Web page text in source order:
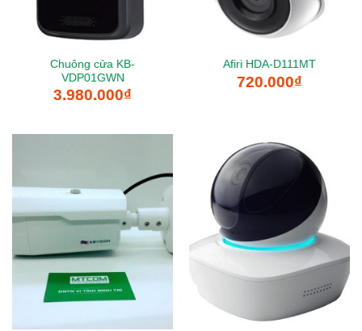
Chuông cửa KB-
VDP01GWN
3.980.000₫
Afiri HDA-D111MT
720.000₫